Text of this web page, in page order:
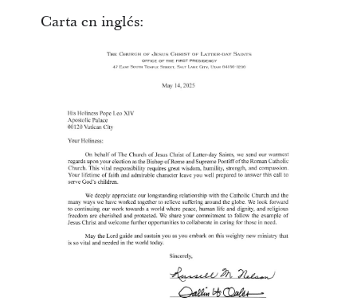
Carta en inglés: